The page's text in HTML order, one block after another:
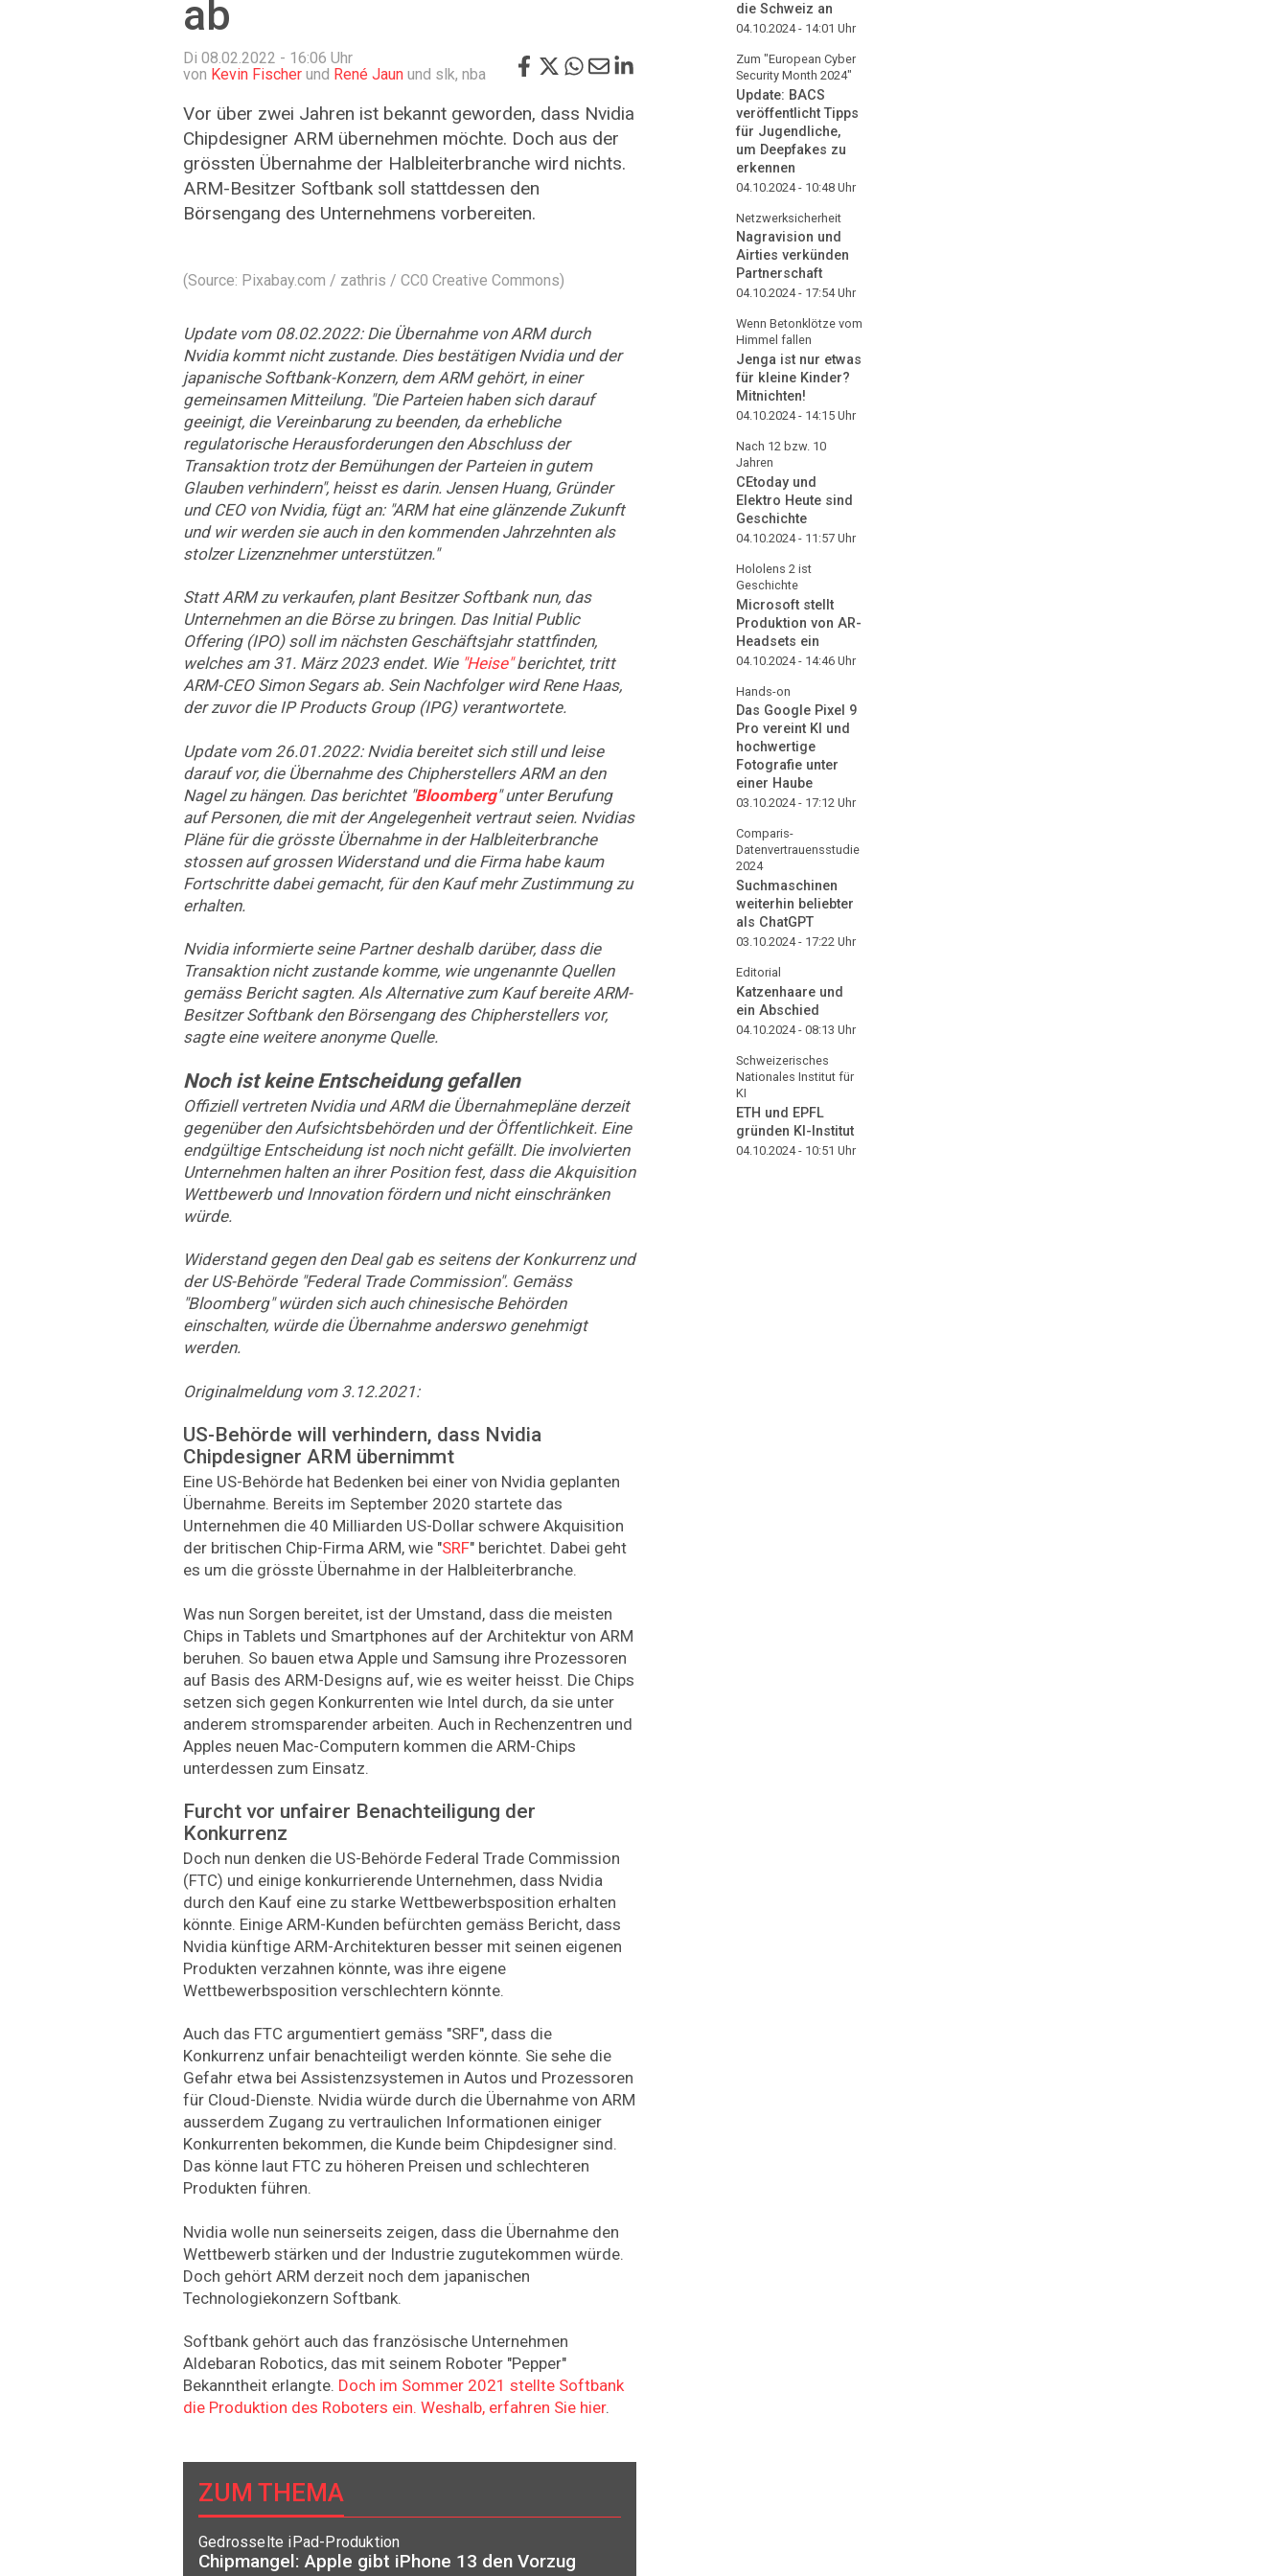
ab
Di 08.02.2022 - 16:06 Uhr
von Kevin Fischer und René Jaun und slk, nba
Vor über zwei Jahren ist bekannt geworden, dass Nvidia
Chipdesigner ARM übernehmen möchte. Doch aus der
grössten Übernahme der Halbleiterbranche wird nichts.
ARM-Besitzer Softbank soll stattdessen den
Börsengang des Unternehmens vorbereiten.
(Source: Pixabay.com / zathris / CC0 Creative Commons)
Update vom 08.02.2022: Die Übernahme von ARM durch
Nvidia kommt nicht zustande. Dies bestätigen Nvidia und der
japanische Softbank-Konzern, dem ARM gehört, in einer
gemeinsamen Mitteilung. "Die Parteien haben sich darauf
geeinigt, die Vereinbarung zu beenden, da erhebliche
regulatorische Herausforderungen den Abschluss der
Transaktion trotz der Bemühungen der Parteien in gutem
Glauben verhindern", heisst es darin. Jensen Huang, Gründer
und CEO von Nvidia, fügt an: "ARM hat eine glänzende Zukunft
und wir werden sie auch in den kommenden Jahrzehnten als
stolzer Lizenznehmer unterstützen."
Statt ARM zu verkaufen, plant Besitzer Softbank nun, das
Unternehmen an die Börse zu bringen. Das Initial Public
Offering (IPO) soll im nächsten Geschäftsjahr stattfinden,
welches am 31. März 2023 endet. Wie "Heise"berichtet, tritt
ARM-CEO Simon Segars ab. Sein Nachfolger wird Rene Haas,
der zuvor die IP Products Group (IPG) verantwortete.
Update vom 26.01.2022: Nvidia bereitet sich still und leise
darauf vor, die Übernahme des Chipherstellers ARM an den
Nagel zu hängen. Das berichtet "Bloomberg" unter Berufung
auf Personen, die mit der Angelegenheit vertraut seien. Nvidias
Pläne für die grösste Übernahme in der Halbleiterbranche
stossen auf grossen Widerstand und die Firma habe kaum
Fortschritte dabei gemacht, für den Kauf mehr Zustimmung zu
erhalten.
Nvidia informierte seine Partner deshalb darüber, dass die
Transaktion nicht zustande komme, wie ungenannte Quellen
gemäss Bericht sagten. Als Alternative zum Kauf bereite ARM-
Besitzer Softbank den Börsengang des Chipherstellers vor,
sagte eine weitere anonyme Quelle.
Noch ist keine Entscheidung gefallen
Offiziell vertreten Nvidia und ARM die Übernahmepläne derzeit
gegenüber den Aufsichtsbehörden und der Öffentlichkeit. Eine
endgültige Entscheidung ist noch nicht gefällt. Die involvierten
Unternehmen halten an ihrer Position fest, dass die Akquisition
Wettbewerb und Innovation fördern und nicht einschränken
würde.
Widerstand gegen den Deal gab es seitens der Konkurrenz und
der US-Behörde "Federal Trade Commission". Gemäss
"Bloomberg" würden sich auch chinesische Behörden
einschalten, würde die Übernahme anderswo genehmigt
werden.
Originalmeldung vom 3.12.2021:
US-Behörde will verhindern, dass Nvidia
Chipdesigner ARM übernimmt
Eine US-Behörde hat Bedenken bei einer von Nvidia geplanten
Übernahme. Bereits im September 2020 startete das
Unternehmen die 40 Milliarden US-Dollar schwere Akquisition
der britischen Chip-Firma ARM, wie "SRF" berichtet. Dabei geht
es um die grösste Übernahme in der Halbleiterbranche.
Was nun Sorgen bereitet, ist der Umstand, dass die meisten
Chips in Tablets und Smartphones auf der Architektur von ARM
beruhen. So bauen etwa Apple und Samsung ihre Prozessoren
auf Basis des ARM-Designs auf, wie es weiter heisst. Die Chips
setzen sich gegen Konkurrenten wie Intel durch, da sie unter
anderem stromsparender arbeiten. Auch in Rechenzentren und
Apples neuen Mac-Computern kommen die ARM-Chips
unterdessen zum Einsatz.
Furcht vor unfairer Benachteiligung der
Konkurrenz
Doch nun denken die US-Behörde Federal Trade Commission
(FTC) und einige konkurrierende Unternehmen, dass Nvidia
durch den Kauf eine zu starke Wettbewerbsposition erhalten
könnte. Einige ARM-Kunden befürchten gemäss Bericht, dass
Nvidia künftige ARM-Architekturen besser mit seinen eigenen
Produkten verzahnen könnte, was ihre eigene
Wettbewerbsposition verschlechtern könnte.
Auch das FTC argumentiert gemäss "SRF", dass die
Konkurrenz unfair benachteiligt werden könnte. Sie sehe die
Gefahr etwa bei Assistenzsystemen in Autos und Prozessoren
für Cloud-Dienste. Nvidia würde durch die Übernahme von ARM
ausserdem Zugang zu vertraulichen Informationen einiger
Konkurrenten bekommen, die Kunde beim Chipdesigner sind.
Das könne laut FTC zu höheren Preisen und schlechteren
Produkten führen.
Nvidia wolle nun seinerseits zeigen, dass die Übernahme den
Wettbewerb stärken und der Industrie zugutekommen würde.
Doch gehört ARM derzeit noch dem japanischen
Technologiekonzern Softbank.
Softbank gehört auch das französische Unternehmen
Aldebaran Robotics, das mit seinem Roboter "Pepper"
Bekanntheit erlangte. Doch im Sommer 2021 stellte Softbank
die Produktion des Roboters ein. Weshalb, erfahren Sie hier.
ZUM THEMA
Gedrosselte iPad-Produktion
Chipmangel: Apple gibt iPhone 13 den Vorzug
die Schweiz an
04.10.2024 - 14:01 Uhr
Zum "European Cyber
Security Month 2024"
Update: BACS
veröffentlicht Tipps
für Jugendliche,
um Deepfakes zu
erkennen
04.10.2024 - 10:48 Uhr
Netzwerksicherheit
Nagravision und
Airties verkünden
Partnerschaft
04.10.2024 - 17:54Uhr
Wenn Betonklötze vom
Himmel fallen
Jenga ist nur etwas
für kleine Kinder?
Mitnichten!
04.10.2024 - 14:15 Uhr
Nach 12 bzw. 10
Jahren
CEtoday und
Elektro Heute sind
Geschichte
04.10.2024 - 11:57 Uhr
Hololens 2 ist
Geschichte
Microsoft stellt
Produktion von AR-
Headsets ein
04.10.2024 - 14:46 Uhr
Hands-on
Das Google Pixel 9
Pro vereint KI und
hochwertige
Fotografie unter
einer Haube
03.10.2024 - 17:12 Uhr
Comparis-
Datenvertrauensstudie
2024
Suchmaschinen
weiterhin beliebter
als ChatGPT
03.10.2024 - 17:22 Uhr
Editorial
Katzenhaare und
ein Abschied
04.10.2024 - 08:13 Uhr
Schweizerisches
Nationales Institut für
KI
ETH und EPFL
gründen KI-Institut
04.10.2024 - 10:51 Uhr